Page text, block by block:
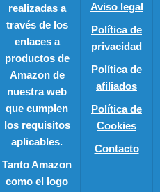
realizadas a
través de los
enlaces a
productos de
Amazon de
nuestra web
que cumplen
los requisitos
aplicables.
Tanto Amazon
como el logo
Aviso legal
Política de
privacidad
Política de
afiliados
Política de
Cookies
Contacto